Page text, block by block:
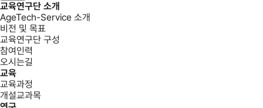
교육연구단 소개
AgeTech-Service 소개
비전 및 목표
교육연구단 구성
참여인력
오시는길
교육
교육과정
개설교과목